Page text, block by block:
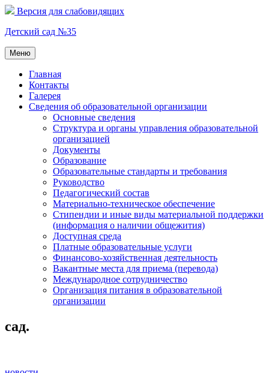
Перейти
содержимому
Версия для слабовидящих
Детский сад №35
Меню
Главная
Контакты
Галерея
Сведения об образовательной организации
Основные сведения
Структура и органы управления образовательной
организацией
Документы
Образование
Образовательные стандарты и требования
Руководство
Педагогический состав
Материально-техническое обеспечение
Стипендии и иные виды материальной поддержки
(информация о наличии общежития)
Доступная среда
Платные образовательные услуги
Финансово-хозяйственная деятельность
Вакантные места для приема (перевода)
Международное сотрудничество
Организация питания в образовательной
организации
сад.